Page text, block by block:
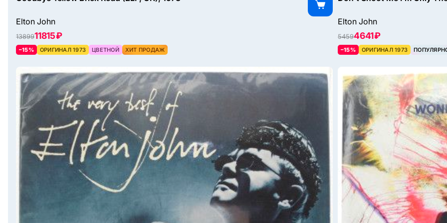
Elton John
1389911815 ₽
–15% ОРИГИНАЛ 1973 ЦВЕТНОЙ ХИТ ПРОДАЖ
Elton John
54594641 ₽
–15% ОРИГИНАЛ 1973